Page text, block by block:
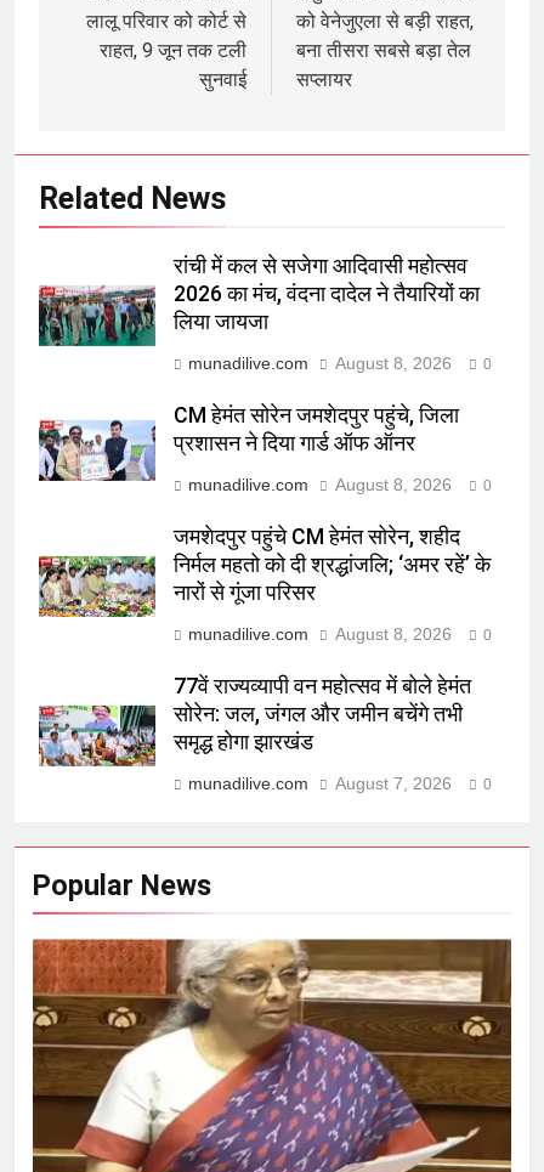
लालू परिवार को कोर्ट से
राहत, 9 जून तक टली
सुनवाई
को वेनेजुएला से बड़ी राहत,
बना तीसरा सबसे बड़ा तेल
सप्लायर
Related News
रांची में कल से सजेगा आदिवासी महोत्सव
2026 का मंच, वंदना दादेल ने तैयारियों का
लिया जायजा
munadilive.com August 8, 2026 0
CM हेमंत सोरेन जमशेदपुर पहुंचे, जिला
प्रशासन ने दिया गार्ड ऑफ ऑनर
munadilive.com August 8, 2026 0
जमशेदपुर पहुंचे CM हेमंत सोरेन, शहीद
निर्मल महतो को दी श्रद्धांजलि; ‘अमर रहें’ के
नारों से गूंजा परिसर
munadilive.com August 8, 2026 0
77वें राज्यव्यापी वन महोत्सव में बोले हेमंत
सोरेन: जल, जंगल और जमीन बचेंगे तभी
समृद्ध होगा झारखंड
munadilive.com August 7, 2026 0
Popular News